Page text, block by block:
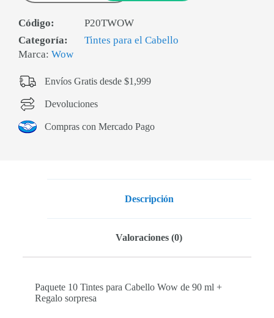
Código:
P20TWOW
Categoría:
Tintes para el Cabello
Marca: Wow
Envíos Gratis desde $1,999
Devoluciones
Compras con Mercado Pago
Descripción
Valoraciones (0)
Paquete 10 Tintes para Cabello Wow de 90 ml +
Regalo sorpresa